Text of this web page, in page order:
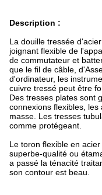
Description :
La douille tressée
joignant flexible de
de commutateur et
que le fil de câble,
d'ordinateur, les
cuivre tressé peut être
Des tresses plates sont
connexions flexibles,
masse. Les tresses
comme protégeant.
Le toron flexible en
superbe-qualité ou
a passé la ténacité
son contour est beau.